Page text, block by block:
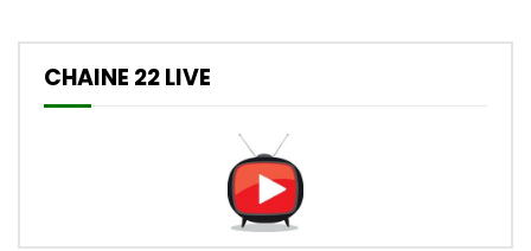
CHAINE 22 LIVE